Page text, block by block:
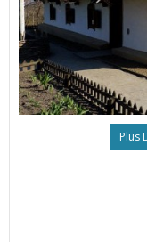
Plus